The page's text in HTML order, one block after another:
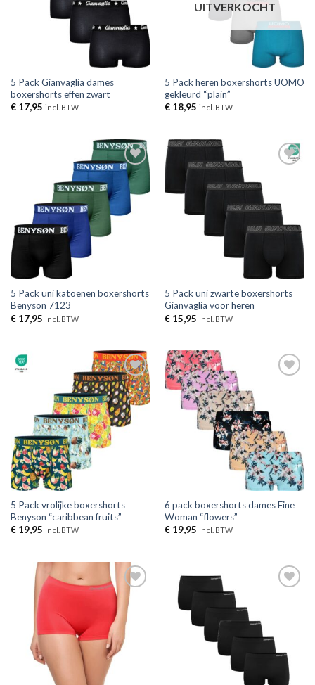
5 Pack Gianvaglia dames
boxershorts effen zwart
€17,95 incl. BTW
UITVERKOCHT
5 Pack heren boxershorts UOMO
gekleurd “plain”
€18,95 incl. BTW
Toevoegen
verlanglijst
5 Pack uni katoenen boxershorts
Benyson 7123
€17,95 incl. BTW
verlanglijst
5 Pack uni zwarte boxershorts
Gianvaglia voor heren
€15,95 incl. BTW
Toevoegen
aan
verlanglijst
5 Pack vrolijke boxershorts
Benyson “caribbean fruits”
€19,95 incl. BTW
6 pack boxershorts dames Fine
Woman “flowers”
€19,95 incl. BTW
Toevoegen
aan
verlanglijst